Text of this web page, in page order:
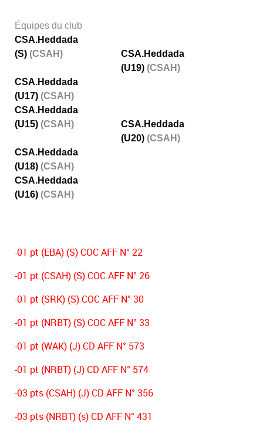
Équipes du club
CSA.Heddada
(S) (CSAH)
CSA.Heddada
(U19) (CSAH)
CSA.Heddada
(U17) (CSAH)
CSA.Heddada
(U15) (CSAH)
CSA.Heddada
(U20) (CSAH)
CSA.Heddada
(U18) (CSAH)
CSA.Heddada
(U16) (CSAH)
-01 pt (EBA) (S) COC AFF N° 22
-01 pt (CSAH) (S) COC AFF N° 26
-01 pt (SRK) (S) COC AFF N° 30
-01 pt (NRBT) (S) COC AFF N° 33
-01 pt (WAK) (J) CD AFF N° 573
-01 pt (NRBT) (J) CD AFF N° 574
-03 pts (CSAH) (J) CD AFF N° 356
-03 pts (NRBT) (s) CD AFF N° 431